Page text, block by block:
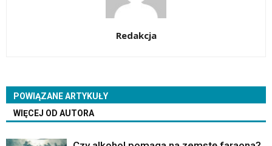
Redakcja
POWIĄZANE ARTYKUŁY
WIĘCEJ OD AUTORA